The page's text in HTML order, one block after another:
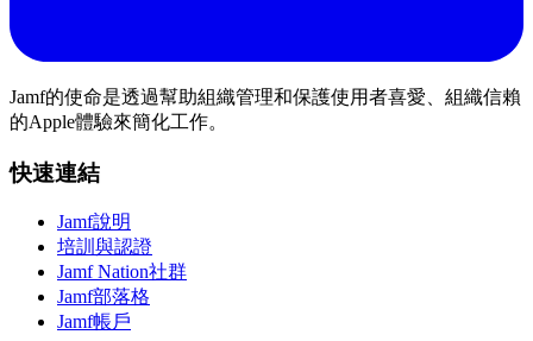
Jamf的使命是透過幫助組織管理和保護使用者喜愛、組織信賴
的Apple體驗來簡化工作。
快速連結
Jamf說明
培訓與認證
Jamf Nation社群
Jamf部落格
Jamf帳戶